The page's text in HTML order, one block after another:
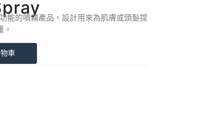
能的噴霧產品，設計用來為肌膚或頭髮提
車